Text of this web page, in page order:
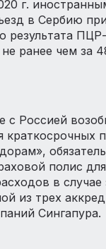
г.
в Сербию
результата
ранее чем за
с Россией
краткосрочных
полис
в случае
из трех
Сингапура.